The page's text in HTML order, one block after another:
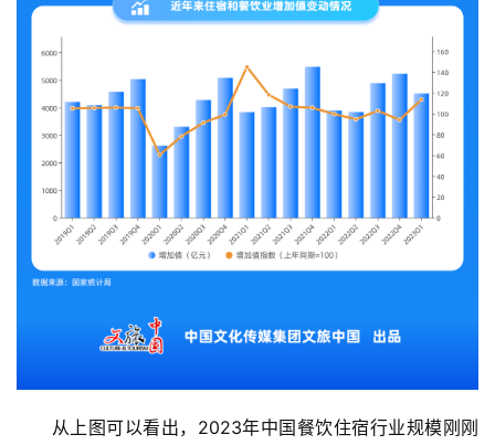
从上图可以看出，2023年中国餐饮住宿行业规模刚刚